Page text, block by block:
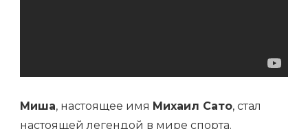
Миша, настоящее имя Михаил Сато, стал
настоящей легендой в мире спорта.